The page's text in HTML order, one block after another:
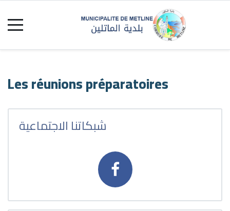
Les réunions préparatoires
شبكاتنا الاجتماعية